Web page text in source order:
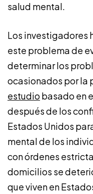
salud mental.
Los investigadores
este problema de
determinar los
ocasionados por la
estudio basado en
después de los
Estados Unidos
mental de los
con órdenes
domicilios se
que viven en